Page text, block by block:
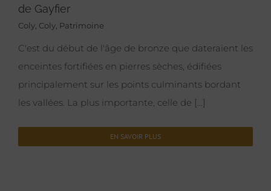
de Gayfier
Coly, Coly, Patrimoine
C'est du début de l'âge de bronze que dateraient les
enceintes fortifiées en pierres sèches, édifiées
principalement sur les points culminants bordant
les vallées. La plus importante, celle de [...]
EN SAVOIR PLUS